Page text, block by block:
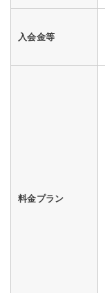
入会金等
料金プラン